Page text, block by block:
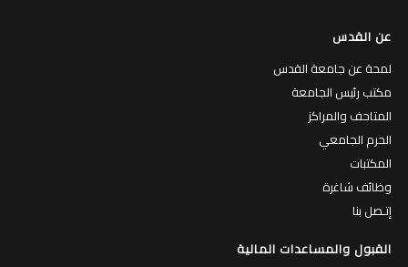
عن القدس
لمحة عن جامعة القدس
مكتب رئيس الجامعة
المتاحف والمراكز
الحرم الجامعي
المكتبات
وظائف شاغرة
إتـصل بنا
القبول والمساعدات المالية